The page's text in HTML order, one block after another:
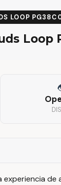
LOOP
Loop
experiencia